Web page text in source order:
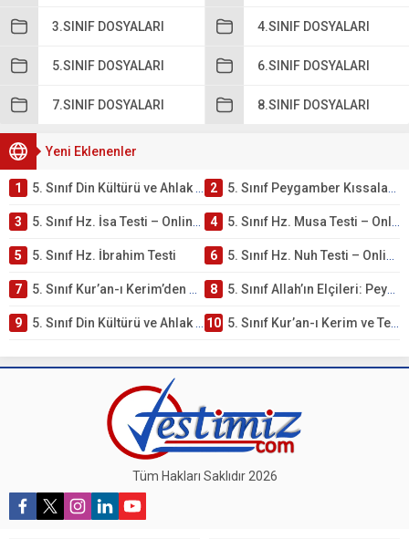
3.SINIF DOSYALARI 4.SINIF DOSYALARI
5.SINIF DOSYALARI 6.SINIF DOSYALARI
7.SINIF DOSYALARI 8.SINIF DOSYALARI
Yeni Eklenenler
1 5. Sınıf Din Kültürü ve Ahlak Bilgisi 4. Ünite: Peygamber Kıssaları Çalışmaları 2 5. Sınıf Peygamber Kıssaları Ünite Testi – Online Çöz
3 5. Sınıf Hz. İsa Testi – Online Çöz 4 5. Sınıf Hz. Musa Testi – Online Çöz
5 5. Sınıf Hz. İbrahim Testi 6 5. Sınıf Hz. Nuh Testi – Online Çöz
7 5. Sınıf Kur’an-ı Kerim’den Öğütler – Peygamber Kıssaları Testi – Online Çöz 8 5. Sınıf Allah’ın Elçileri: Peygamberler Testi – Online Çöz
9 5. Sınıf Din Kültürü ve Ahlak Bilgisi 3. Ünite: Kur’an-ı Kerim Çalışmaları 10 5. Sınıf Kur’an-ı Kerim ve Temel Özellikleri Testi – Online Çöz
Tüm Hakları Saklıdır 2026